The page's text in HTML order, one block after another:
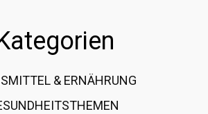
& ERNÄHRUNG